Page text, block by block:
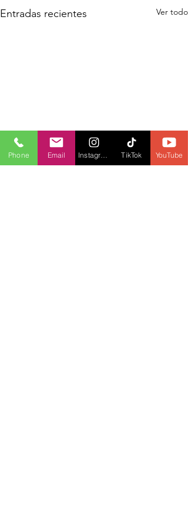
Entradas recientes Ver todo
Phone Email TikTok YouTube